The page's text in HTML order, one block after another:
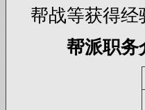
帮战等获得经
帮派职务